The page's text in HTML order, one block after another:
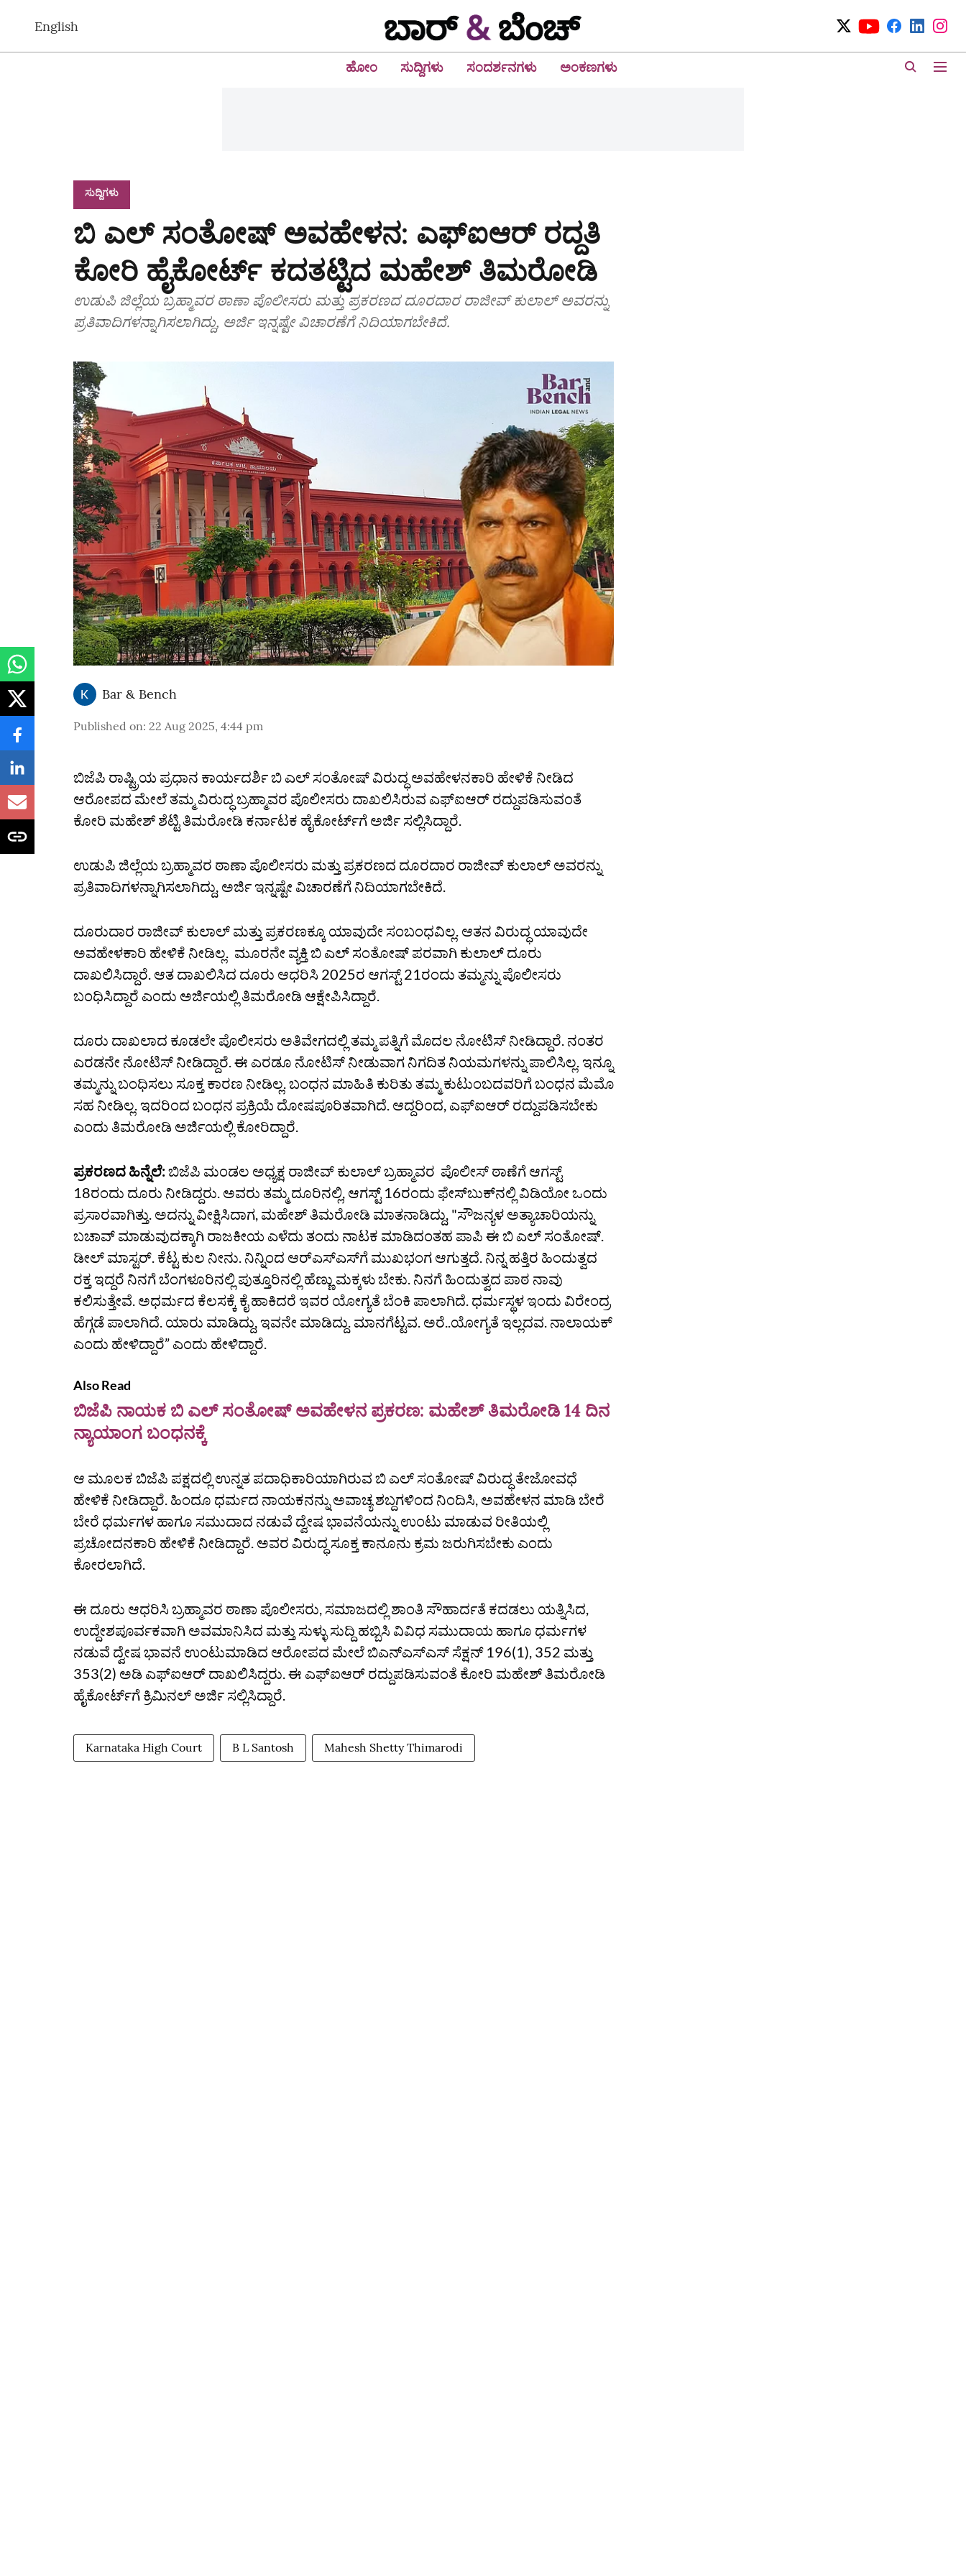
English
ಹೋಂ ಸುದ್ದಿಗಳು ಸಂದರ್ಶನಗಳು ಅಂಕಣಗಳು
ಸುದ್ದಿಗಳು
ಬಿ ಎಲ್‌ ಸಂತೋಷ್‌ ಅವಹೇಳನ: ಎಫ್‌ಐಆರ್‌ ರದ್ದತಿ
ಕೋರಿ ಹೈಕೋರ್ಟ್‌ ಕದತಟ್ಟಿದ ಮಹೇಶ್‌ ತಿಮರೋಡಿ
ಉಡುಪಿ ಜಿಲ್ಲೆಯ ಬ್ರಹ್ಮಾವರ ಠಾಣಾ ಪೊಲೀಸರು ಮತ್ತು ಪ್ರಕರಣದ ದೂರದಾರ ರಾಜೀವ್‌ ಕುಲಾಲ್‌ ಅವರನ್ನು
ಪ್ರತಿವಾದಿಗಳನ್ನಾಗಿಸಲಾಗಿದ್ದು, ಅರ್ಜಿ ಇನ್ನಷ್ಟೇ ವಿಚಾರಣೆಗೆ ನಿದಿಯಾಗಬೇಕಿದೆ.
Bar & Bench
Published on: 22 Aug 2025, 4:44 pm
ಬಿಜೆಪಿ ರಾಷ್ಟ್ರಿಯ ಪ್ರಧಾನ ಕಾರ್ಯದರ್ಶಿ ಬಿ ಎಲ್‌ ಸಂತೋಷ್‌ ವಿರುದ್ಧ ಅವಹೇಳನಕಾರಿ ಹೇಳಿಕೆ ನೀಡಿದ
ಆರೋಪದ ಮೇಲೆ ತಮ್ಮ ವಿರುದ್ಧ ಬ್ರಹ್ಮಾವರ ಪೊಲೀಸರು ದಾಖಲಿಸಿರುವ ಎಫ್‌ಐಆರ್‌ ರದ್ದುಪಡಿಸುವಂತೆ
ಕೋರಿ ಮಹೇಶ್‌ ಶೆಟ್ಟಿ ತಿಮರೋಡಿ ಕರ್ನಾಟಕ ಹೈಕೋರ್ಟ್‌ಗೆ ಅರ್ಜಿ ಸಲ್ಲಿಸಿದ್ದಾರೆ.
ಉಡುಪಿ ಜಿಲ್ಲೆಯ ಬ್ರಹ್ಮಾವರ ಠಾಣಾ ಪೊಲೀಸರು ಮತ್ತು ಪ್ರಕರಣದ ದೂರದಾರ ರಾಜೀವ್‌ ಕುಲಾಲ್‌ ಅವರನ್ನು
ಪ್ರತಿವಾದಿಗಳನ್ನಾಗಿಸಲಾಗಿದ್ದು, ಅರ್ಜಿ ಇನ್ನಷ್ಟೇ ವಿಚಾರಣೆಗೆ ನಿದಿಯಾಗಬೇಕಿದೆ.
ದೂರುದಾರ ರಾಜೀವ್‌ ಕುಲಾಲ್‌ ಮತ್ತು ಪ್ರಕರಣಕ್ಕೂ ಯಾವುದೇ ಸಂಬಂಧವಿಲ್ಲ. ಆತನ ವಿರುದ್ಧ ಯಾವುದೇ
ಅವಹೇಳಕಾರಿ ಹೇಳಿಕೆ ನೀಡಿಲ್ಲ. ಮೂರನೇ ವ್ಯಕ್ತಿ ಬಿ ಎಲ್‌ ಸಂತೋಷ್‌ ಪರವಾಗಿ ಕುಲಾಲ್‌ ದೂರು
ದಾಖಲಿಸಿದ್ದಾರೆ. ಆತ ದಾಖಲಿಸಿದ ದೂರು ಆಧರಿಸಿ 2025ರ ಆಗಸ್ಟ್‌ 21ರಂದು ತಮ್ಮನ್ನು ಪೊಲೀಸರು
ಬಂಧಿಸಿದ್ದಾರೆ ಎಂದು ಅರ್ಜಿಯಲ್ಲಿ ತಿಮರೋಡಿ ಆಕ್ಷೇಪಿಸಿದ್ದಾರೆ.
ದೂರು ದಾಖಲಾದ ಕೂಡಲೇ ಪೊಲೀಸರು ಅತಿವೇಗದಲ್ಲಿ ತಮ್ಮ ಪತ್ನಿಗೆ ಮೊದಲ ನೋಟಿಸ್‌ ನೀಡಿದ್ದಾರೆ. ನಂತರ
ಎರಡನೇ ನೋಟಿಸ್‌ ನೀಡಿದ್ದಾರೆ. ಈ ಎರಡೂ ನೋಟಿಸ್‌ ನೀಡುವಾಗ ನಿಗದಿತ ನಿಯಮಗಳನ್ನು ಪಾಲಿಸಿಲ್ಲ. ಇನ್ನೂ
ತಮ್ಮನ್ನು ಬಂಧಿಸಲು ಸೂಕ್ತ ಕಾರಣ ನೀಡಿಲ್ಲ. ಬಂಧನ ಮಾಹಿತಿ ಕುರಿತು ತಮ್ಮ ಕುಟುಂಬದವರಿಗೆ ಬಂಧನ ಮೆಮೊ
ಸಹ ನೀಡಿಲ್ಲ. ಇದರಿಂದ ಬಂಧನ ಪ್ರಕ್ರಿಯೆ ದೋಷಪೂರಿತವಾಗಿದೆ. ಆದ್ದರಿಂದ, ಎಫ್‌ಐಆರ್‌ ರದ್ದುಪಡಿಸಬೇಕು
ಎಂದು ತಿಮರೋಡಿ ಅರ್ಜಿಯಲ್ಲಿ ಕೋರಿದ್ದಾರೆ.
ಪ್ರಕರಣದ ಹಿನ್ನೆಲೆ:ಬಿಜೆಪಿ ಮಂಡಲ ಅಧ್ಯಕ್ಷ ರಾಜೀವ್‌ ಕುಲಾಲ್‌ ಬ್ರಹ್ಮಾವರ ಪೊಲೀಸ್‌ ಠಾಣೆಗೆ ಆಗಸ್ಟ್‌
18ರಂದು ದೂರು ನೀಡಿದ್ದರು. ಅವರು ತಮ್ಮ ದೂರಿನಲ್ಲಿ, ಆಗಸ್ಟ್‌ 16ರಂದು ಫೇಸ್‌ಬುಕ್‌ನಲ್ಲಿ ವಿಡಿಯೋ ಒಂದು
ಪ್ರಸಾರವಾಗಿತ್ತು. ಅದನ್ನು ವೀಕ್ಷಿಸಿದಾಗ, ಮಹೇಶ್‌ ತಿಮರೋಡಿ ಮಾತನಾಡಿದ್ದು, "ಸೌಜನ್ಯಳ ಅತ್ಯಾಚಾರಿಯನ್ನು
ಬಚಾವ್‌ ಮಾಡುವುದಕ್ಕಾಗಿ ರಾಜಕೀಯ ಎಳೆದು ತಂದು ನಾಟಕ ಮಾಡಿದಂತಹ ಪಾಪಿ ಈ ಬಿ ಎಲ್‌ ಸಂತೋಷ್‌.
ಡೀಲ್‌ ಮಾಸ್ಟರ್‌. ಕೆಟ್ಟ ಕುಲ ನೀನು. ನಿನ್ನಿಂದ ಆರ್‌ಎಸ್‌ಎಸ್‌ಗೆ ಮುಖಭಂಗ ಆಗುತ್ತದೆ. ನಿನ್ನ ಹತ್ತಿರ ಹಿಂದುತ್ವದ
ರಕ್ತ ಇದ್ದರೆ ನಿನಗೆ ಬೆಂಗಳೂರಿನಲ್ಲಿ ಪುತ್ತೂರಿನಲ್ಲಿ ಹೆಣ್ಣು ಮಕ್ಕಳು ಬೇಕು. ನಿನಗೆ ಹಿಂದುತ್ವದ ಪಾಠ ನಾವು
ಕಲಿಸುತ್ತೇವೆ. ಅಧರ್ಮದ ಕೆಲಸಕ್ಕೆ ಕೈ ಹಾಕಿದರೆ ಇವರ ಯೋಗ್ಯತೆ ಬೆಂಕಿ ಪಾಲಾಗಿದೆ. ಧರ್ಮಸ್ಥಳ ಇಂದು ವಿರೇಂದ್ರ
ಹೆಗ್ಗಡೆ ಪಾಲಾಗಿದೆ. ಯಾರು ಮಾಡಿದ್ದು, ಇವನೇ ಮಾಡಿದ್ದು. ಮಾನಗೆಟ್ಟವ. ಅರೆ..ಯೋಗ್ಯತೆ ಇಲ್ಲದವ. ನಾಲಾಯಕ್‌
ಎಂದು ಹೇಳಿದ್ದಾರೆ” ಎಂದು ಹೇಳಿದ್ದಾರೆ.
Also Read
ಬಿಜೆಪಿ ನಾಯಕ ಬಿ ಎಲ್‌ ಸಂತೋಷ್‌ ಅವಹೇಳನ ಪ್ರಕರಣ: ಮಹೇಶ್‌ ತಿಮರೋಡಿ 14 ದಿನ
ನ್ಯಾಯಾಂಗ ಬಂಧನಕ್ಕೆ
ಆ ಮೂಲಕ ಬಿಜೆಪಿ ಪಕ್ಷದಲ್ಲಿ ಉನ್ನತ ಪದಾಧಿಕಾರಿಯಾಗಿರುವ ಬಿ ಎಲ್‌ ಸಂತೋಷ್‌ ವಿರುದ್ಧ ತೇಜೋವಧೆ
ಹೇಳಿಕೆ ನೀಡಿದ್ದಾರೆ. ಹಿಂದೂ ಧರ್ಮದ ನಾಯಕನನ್ನು ಅವಾಚ್ಯ ಶಬ್ದಗಳಿಂದ ನಿಂದಿಸಿ, ಅವಹೇಳನ ಮಾಡಿ ಬೇರೆ
ಬೇರೆ ಧರ್ಮಗಳ ಹಾಗೂ ಸಮುದಾದ ನಡುವೆ ದ್ವೇಷ ಭಾವನೆಯನ್ನು ಉಂಟು ಮಾಡುವ ರೀತಿಯಲ್ಲಿ
ಪ್ರಚೋದನಕಾರಿ ಹೇಳಿಕೆ ನೀಡಿದ್ದಾರೆ. ಅವರ ವಿರುದ್ಧ ಸೂಕ್ತ ಕಾನೂನು ಕ್ರಮ ಜರುಗಿಸಬೇಕು ಎಂದು
ಕೋರಲಾಗಿದೆ.
ಈ ದೂರು ಆಧರಿಸಿ ಬ್ರಹ್ಮಾವರ ಠಾಣಾ ಪೊಲೀಸರು, ಸಮಾಜದಲ್ಲಿ ಶಾಂತಿ ಸೌಹಾರ್ದತೆ ಕದಡಲು ಯತ್ನಿಸಿದ,
ಉದ್ದೇಶಪೂರ್ವಕವಾಗಿ ಅವಮಾನಿಸಿದ ಮತ್ತು ಸುಳ್ಳು ಸುದ್ದಿ ಹಬ್ಬಿಸಿ ವಿವಿಧ ಸಮುದಾಯ ಹಾಗೂ ಧರ್ಮಗಳ
ನಡುವೆ ದ್ವೇಷ ಭಾವನೆ ಉಂಟುಮಾಡಿದ ಆರೋಪದ ಮೇಲೆ ಬಿಎನ್‌ಎಸ್‌ಎಸ್‌ ಸೆಕ್ಷನ್‌ 196(1), 352 ಮತ್ತು
353(2) ಅಡಿ ಎಫ್‌ಐಆರ್‌ ದಾಖಲಿಸಿದ್ದರು. ಈ ಎಫ್‌ಐಆರ್‌ ರದ್ದುಪಡಿಸುವಂತೆ ಕೋರಿ ಮಹೇಶ್‌ ತಿಮರೋಡಿ
ಹೈಕೋರ್ಟ್‌ಗೆ ಕ್ರಿಮಿನಲ್‌ ಅರ್ಜಿ ಸಲ್ಲಿಸಿದ್ದಾರೆ.
Karnataka High Court B L Santosh Mahesh Shetty Thimarodi